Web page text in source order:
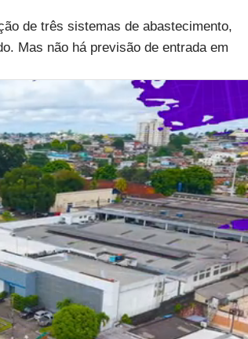
de três sistemas de abastecimento,
Mas não há previsão de entrada em